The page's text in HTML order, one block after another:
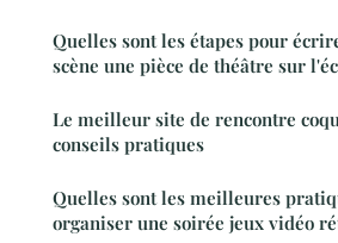
Quelles sont les étapes pour
scène une pièce de théâtre sur
Le meilleur site de rencontre
conseils pratiques
Quelles sont les meilleures
organiser une soirée jeux vidéo